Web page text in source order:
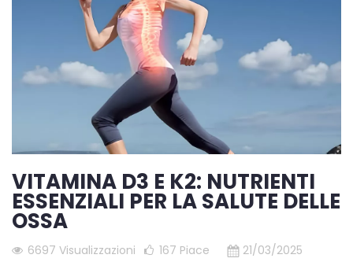
VITAMINA D3 E K2: NUTRIENTI
ESSENZIALI PER LA SALUTE DELLE
OSSA
6697 Visualizzazioni 167 Piace
21/03/2025